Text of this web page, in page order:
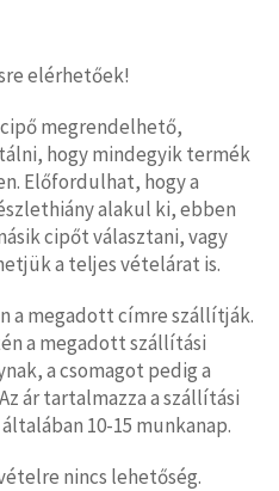
elérhetőek!
megrendelhető,
hogy mindegyik termék
Előfordulhat, hogy a
alakul ki, ebben
cipőt választani, vagy
a teljes vételárat is.
a megadott címre szállítják.
a megadott szállítási
a csomagot pedig a
ár tartalmazza a szállítási
10-15 munkanap.
nincs lehetőség.